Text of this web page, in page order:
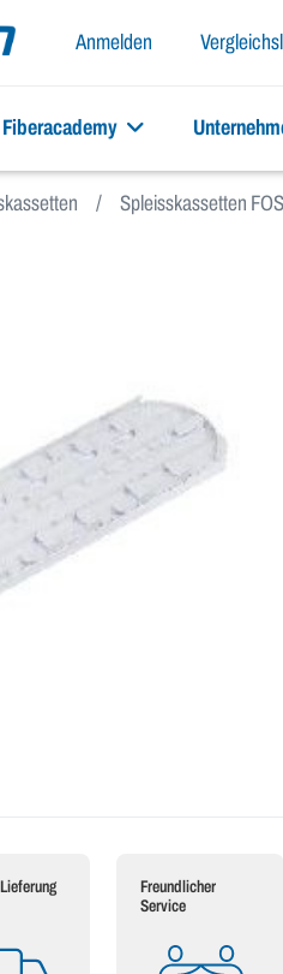
Anmelden
Fiberacademy
Spleisskassetten
Freundlicher
Service